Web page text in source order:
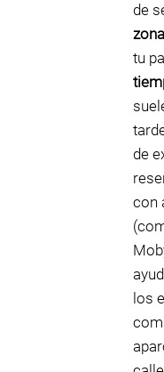
de
tu
de
con
los